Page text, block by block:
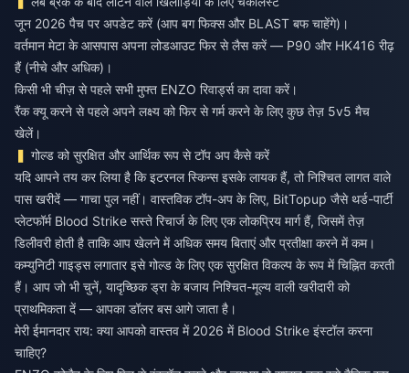
जून 2026 पैच पर अपडेट करें (आप बग फिक्स और BLAST बफ चाहेंगे)।
वर्तमान मेटा के आसपास अपना लोडआउट फिर से लैस करें — P90 और HK416 रीढ़
हैं (नीचे और अधिक)।
किसी भी चीज़ से पहले सभी मुफ्त ENZO रिवार्ड्स का दावा करें।
रैंक क्यू करने से पहले अपने लक्ष्य को फिर से गर्म करने के लिए कुछ तेज़ 5v5 मैच
खेलें।
गोल्ड को सुरक्षित और आर्थिक रूप से टॉप अप कैसे करें
यदि आपने तय कर लिया है कि इटरनल स्किन्स इसके लायक हैं, तो निश्चित लागत वाले
पास खरीदें — गाचा पुल नहीं। वास्तविक टॉप-अप के लिए, BitTopup जैसे थर्ड-पार्टी
प्लेटफॉर्म Blood Strike सस्ते रिचार्ज के लिए एक लोकप्रिय मार्ग हैं, जिसमें तेज़
डिलीवरी होती है ताकि आप खेलने में अधिक समय बिताएं और प्रतीक्षा करने में कम।
कम्युनिटी गाइड्स लगातार इसे गोल्ड के लिए एक सुरक्षित विकल्प के रूप में चिह्नित करती
हैं। आप जो भी चुनें, यादृच्छिक ड्रा के बजाय निश्चित-मूल्य वाली खरीदारी को
प्राथमिकता दें — आपका डॉलर बस आगे जाता है।
मेरी ईमानदार राय: क्या आपको वास्तव में 2026 में Blood Strike इंस्टॉल करना
चाहिए?